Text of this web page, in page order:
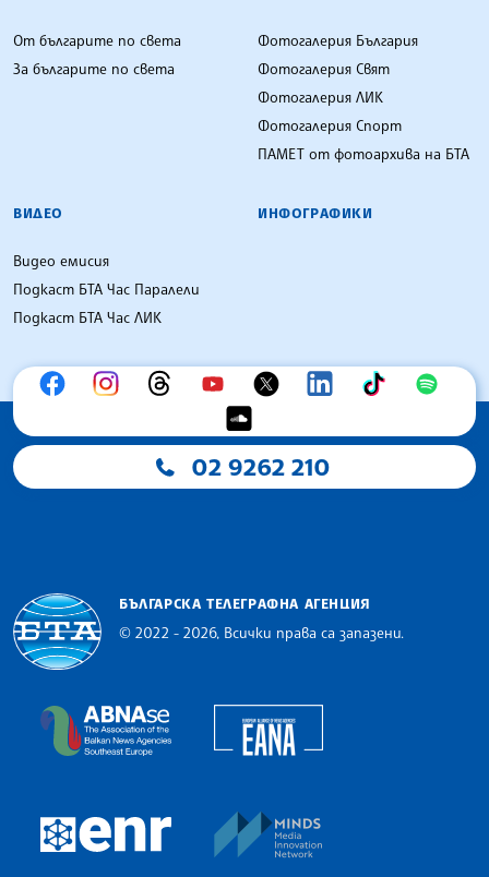
От българите по света
За българите по света
Фотогалерия България
Фотогалерия Свят
Фотогалерия ЛИК
Фотогалерия Спорт
ПАМЕТ от фотоархива на БТА
ВИДЕО
Видео емисия
Подкаст БТА Час Паралели
Подкаст БТА Час ЛИК
ИНФОГРАФИКИ
02 9262 210
БЪЛГАРСКА ТЕЛЕГРАФНА АГЕНЦИЯ
© 2022 - 2026, Всички права са запазени.
The Assocoation of the Balkan News Agencies
European Newsroom